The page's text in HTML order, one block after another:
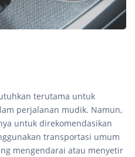
terutama untuk
perjalanan mudik. Namun,
untuk direkomendasikan
transportasi umum
mengendarai atau menyetir